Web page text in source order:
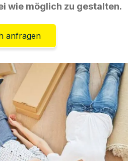
wie möglich zu gestalten.
anfragen